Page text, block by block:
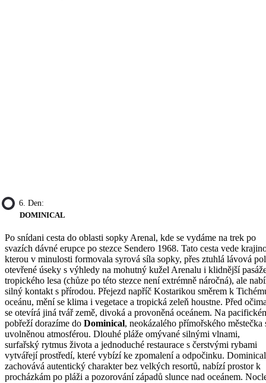
6. Den:
DOMINICAL
Po snídani cesta do oblasti sopky Arenal, kde se vydáme na trek po
svazích dávné erupce po stezce Sendero 1968. Tato cesta vede
kterou v minulosti formovala syrová síla sopky, přes ztuhlá lávová
otevřené úseky s výhledy na mohutný kužel Arenalu i klidnější
tropického lesa (chůze po této stezce není extrémně náročná), ale
silný kontakt s přírodou. Přejezd napříč Kostarikou směrem k
oceánu, mění se klima i vegetace a tropická zeleň houstne. Před
se otevírá jiná tvář země, divoká a provoněná oceánem. Na
pobřeží dorazíme do Dominical, neokázalého přímořského městečka
uvolněnou atmosférou. Dlouhé pláže omývané silnými vlnami,
surfařský rytmus života a jednoduché restaurace s čerstvými rybami
vytvářejí prostředí, které vybízí ke zpomalení a odpočinku.
zachovává autentický charakter bez velkých resortů, nabízí prostor k
procházkám po pláži a pozorování západů slunce nad oceánem.